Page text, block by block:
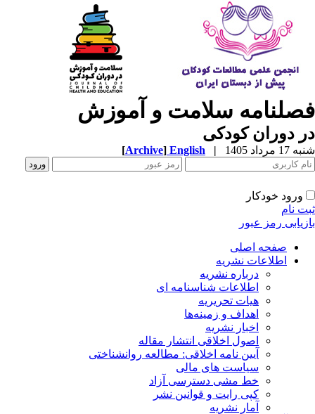
سلامت و آموزش
دوران کودکی
مرداد 1405 |
English
[Archive]
ورود خودکار
نام
رمز عبور
صفحه اصلی
اطلاعات نشریه
درباره نشریه
اطلاعات شناسنامه ای
هیات تحریریه
اهداف و زمینه‌ها
اخبار نشریه
اصول اخلاقی انتشار مقاله
آیین نامه اخلاقی: مطالعه روانشناختی
سیاست های مالی
خط مشی دسترسی آزاد
کپی رایت و قوانین نشر
آمار نشریه